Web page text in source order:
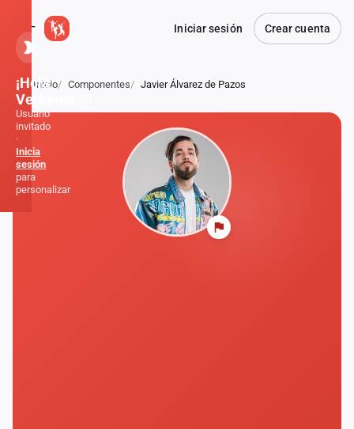
Iniciar sesión Crear cuenta
Atrás
Inicio Componentes Javier Álvarez de Pazos
¡Hola,
Verbener@!
Usuario
invitado
·
Inicia
sesión
para
personalizar